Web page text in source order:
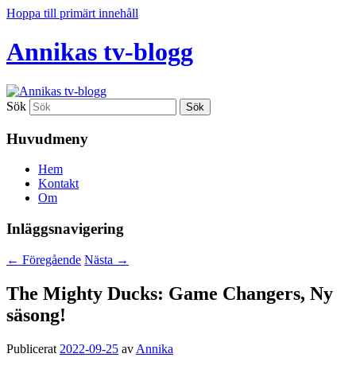
Hoppa till primärt innehåll
Annikas tv-blogg
Sök
Huvudmeny
Hem
Kontakt
Om
Inläggsnavigering
← Föregående Nästa →
The Mighty Ducks: Game Changers, Ny
säsong!
Publicerat 2022-09-25 av Annika